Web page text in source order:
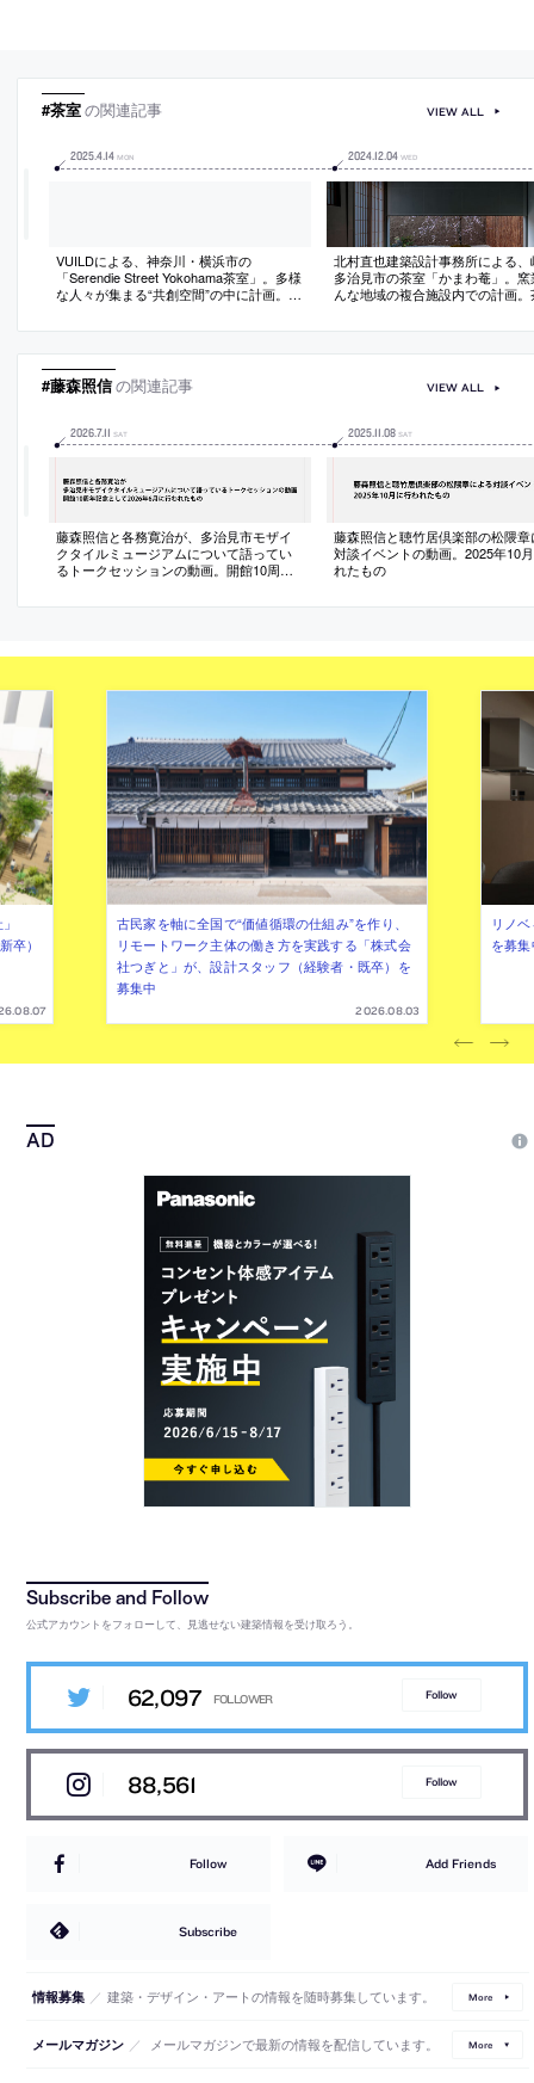
#茶室の関連記事
2025.4.14 MON
VUILDによる、神奈川・横浜市の
「Serendie Street Yokohama茶室」。多様
な人々が集まる“共創空間”の中に計画。場
として、密度が連続的に変化する建具を
いて“現代の茶室”として作る
2024.12.04 WED
北村直也建築設計事務所による、
多治見市の茶室「かまわ菴」。窯
んな地域の複合施設内での計画。
現代の状況に応じて“茶室建築の
の施主の技術も用いて“現代的な
VIEW ALL
#藤森照信の関連記事
2026.7.11 SAT
藤森照信と各務寛治が、多治見市モザイ
クタイルミュージアムについて語ってい
るトークセッションの動画。開館10周年
2025.11 08 SAT
藤森照信と聴竹居倶楽部の松隈章
対談イベントの動画。2025年10
れたもの
VIEW ALL
卒）
古民家を軸に全国で“価値循環の仕組み”を作り、
リモートワーク主体の働き方を実践する「株式会
社つぎと」が、設計スタッフ（経験者・既卒）を
募集中
2026.08.03
リノ
を募
公式アカウントをフォローして、見逃せない建築情報を受け取ろう。
62,097 Follow
88,561 Follow
Follow Add Friends
Subscribe
情報募集 ／ 建築・デザイン・アートの情報を随時募集しています。 More
メールマガジン ／ メールマガジンで最新の情報を配信しています。 More